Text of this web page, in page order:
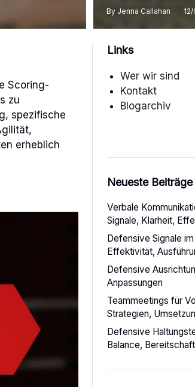
By Jenna Callahan
Scoring-
zu
spezifische
erheblich
Links
Wer wir sind
Kontakt
Blogarchiv
Neueste Beiträge
Verbale
Signale, Klarheit,
Defensive Signale
Effektivität,
Defensive
Anpassungen
Teammeetings für
Strategien,
Defensive
Balance, Bereitschaft